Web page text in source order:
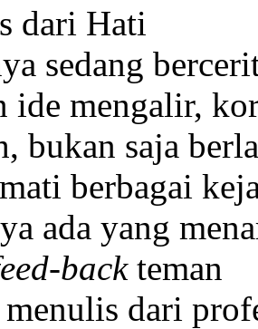
dari Hati
sedang
ide mengalir,
bukan saja
berbagai
ada yang
backteman
dari